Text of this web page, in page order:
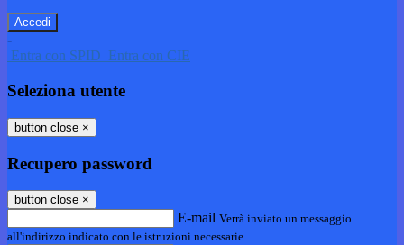
-
Entra con SPID Entra con CIE
Seleziona utente
button close ×
Recupero password
button close ×
E-mail Verrà inviato un messaggio
all'indirizzo indicato con le istruzioni necessarie.